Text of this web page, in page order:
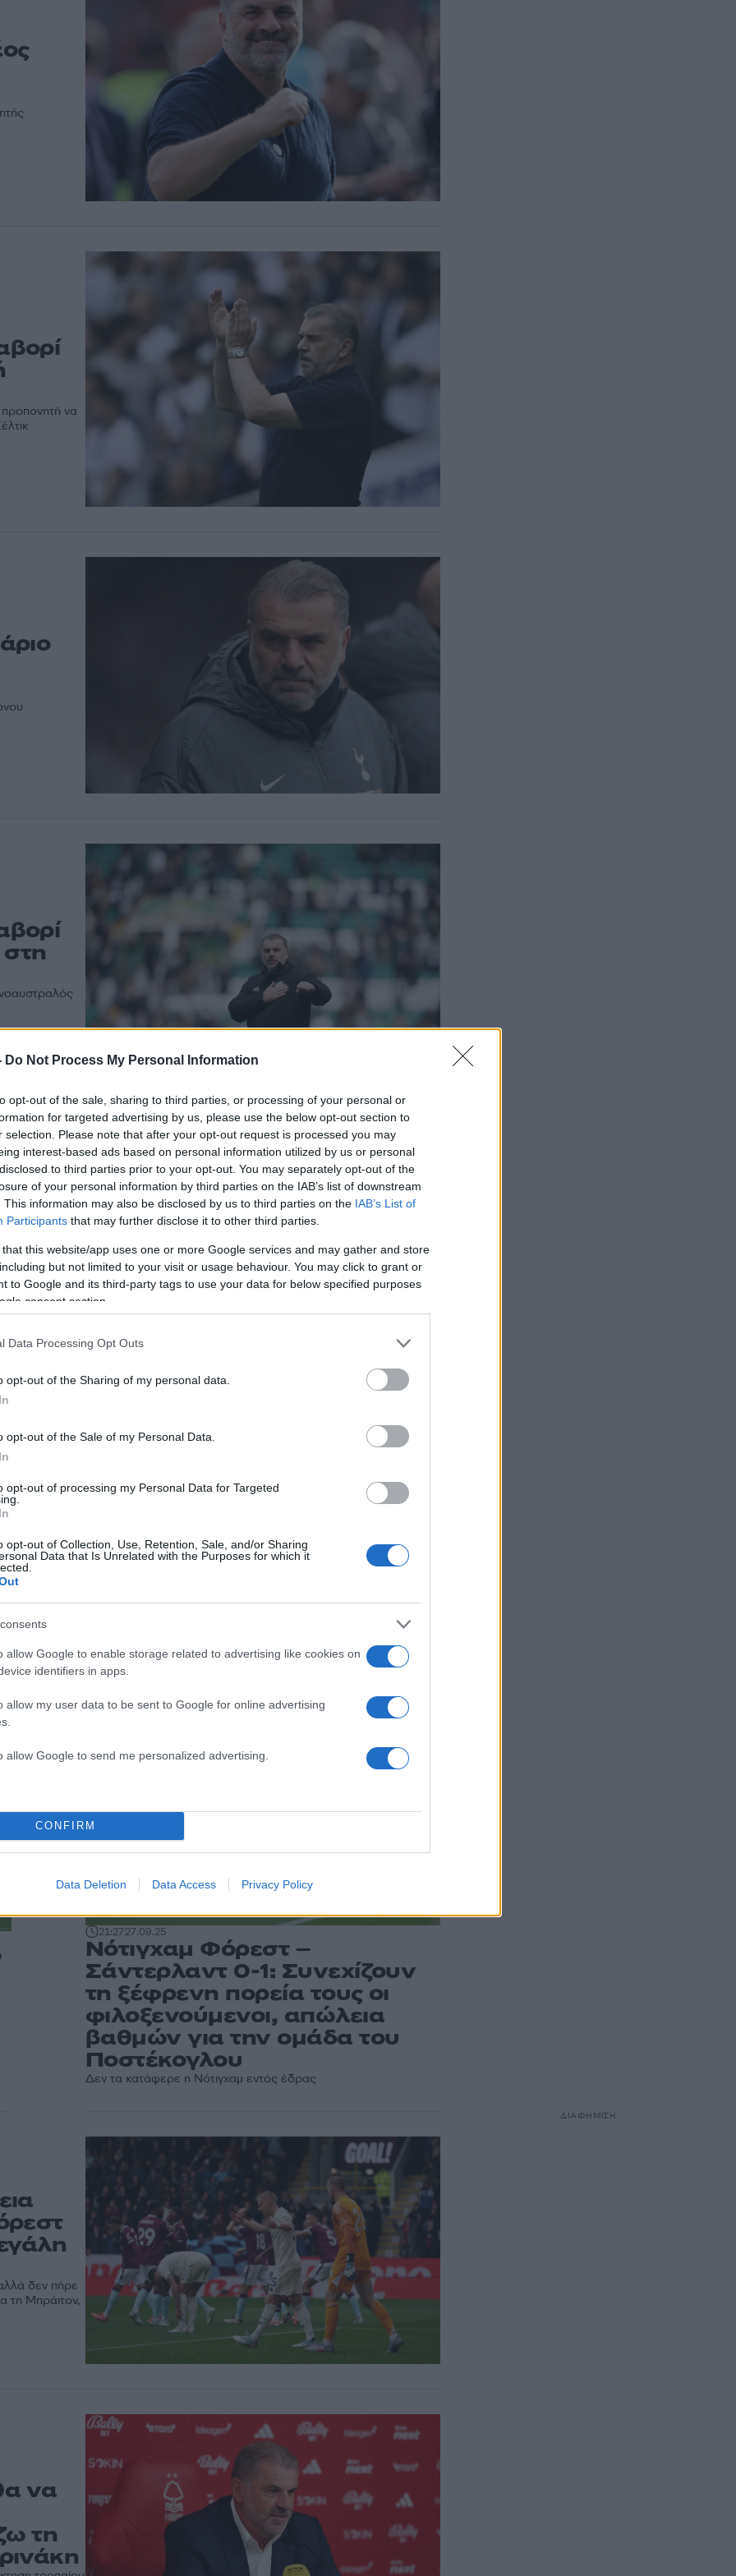
Do Not Process My Personal Information
opt-out of the sale, sharing to third parties, or processing of your personal or
for targeted advertising by us, please use the below opt-out section to
selection. Please note that after your opt-out request is processed you may
interest-based ads based on personal information utilized by us or personal
to third parties prior to your opt-out. You may separately opt-out of the
of your personal information by third parties on the IAB’s list of downstream
This information may also be disclosed by us to third parties on the IAB’s List of
Participants that may further disclose it to other third parties.
that this website/app uses one or more Google services and may gather and store
but not limited to your visit or usage behaviour. You may click to grant or
to Google and its third-party tags to use your data for below specified purposes
consent section.
Data Processing Opt Outs
opt-out of the Sharing of my personal data.
opt-out of the Sale of my Personal Data.
opt-out of processing my Personal Data for Targeted
opt-out of Collection, Use, Retention, Sale, and/or Sharing
Data that Is Unrelated with the Purposes for which it
allow Google to enable storage related to advertising like cookies on
identifiers in apps.
allow my user data to be sent to Google for online advertising
allow Google to send me personalized advertising.
CONFIRM
Data Deletion Data Access Privacy Policy
να
της
τεχνικό
21:2727.09.25
Νότιγχαμ Φόρεστ –
Σάντερλαντ 0-1: Συνεχίζουν
τη ξέφρενη πορεία τους οι
φιλοξενούμενοι, απώλεια
βαθμών για την ομάδα του
Ποστέκογλου
Δεν τα κατάφερε η Νότιγχαμ εντός έδρας
δεν πήρε
τη Μπράιτον,
να
τη
ΔΙΑΦΗΜΙΣΗ